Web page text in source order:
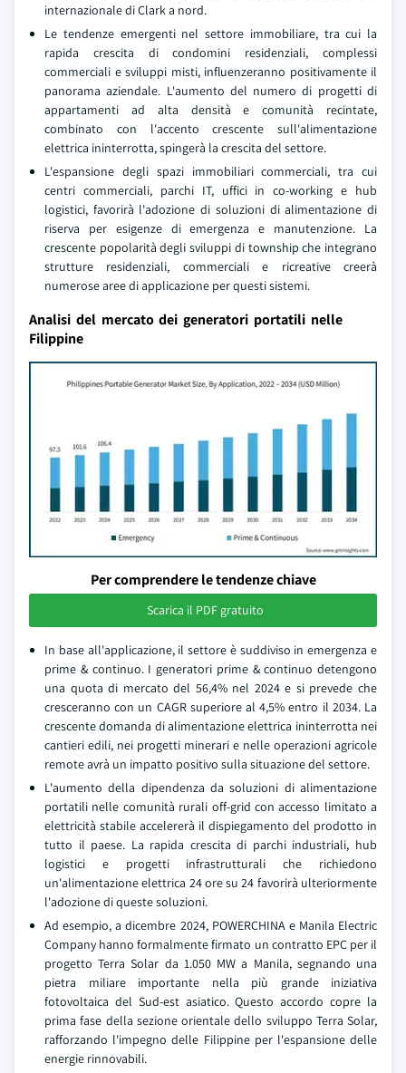
internazionale di Clark a nord.
Le tendenze emergenti nel settore immobiliare, tra cui la
rapida crescita di condomini residenziali, complessi
commerciali e sviluppi misti, influenzeranno positivamente il
panorama aziendale. L'aumento del numero di progetti di
appartamenti ad alta densità e comunità recintate,
combinato con l'accento crescente sull'alimentazione
elettrica ininterrotta, spingerà la crescita del settore.
L'espansione degli spazi immobiliari commerciali, tra cui
centri commerciali, parchi IT, uffici in co-working e hub
logistici, favorirà l'adozione di soluzioni di alimentazione di
riserva per esigenze di emergenza e manutenzione. La
crescente popolarità degli sviluppi di township che integrano
strutture residenziali, commerciali e ricreative creerà
numerose aree di applicazione per questi sistemi.
Analisi del mercato dei generatori portatili nelle
Filippine
Per comprendere le tendenze chiave
Scarica il PDF gratuito
In base all'applicazione, il settore è suddiviso in emergenza e
prime & continuo. I generatori prime & continuo detengono
una quota di mercato del 56,4% nel 2024 e si prevede che
cresceranno con un CAGR superiore al 4,5% entro il 2034. La
crescente domanda di alimentazione elettrica ininterrotta nei
cantieri edili, nei progetti minerari e nelle operazioni agricole
remote avrà un impatto positivo sulla situazione del settore.
L'aumento della dipendenza da soluzioni di alimentazione
portatili nelle comunità rurali off-grid con accesso limitato a
elettricità stabile accelererà il dispiegamento del prodotto in
tutto il paese. La rapida crescita di parchi industriali, hub
logistici e progetti infrastrutturali che richiedono
un'alimentazione elettrica 24 ore su 24 favorirà ulteriormente
l'adozione di queste soluzioni.
Ad esempio, a dicembre 2024, POWERCHINA e Manila Electric
Company hanno formalmente firmato un contratto EPC per il
progetto Terra Solar da 1.050 MW a Manila, segnando una
pietra miliare importante nella più grande iniziativa
fotovoltaica del Sud-est asiatico. Questo accordo copre la
prima fase della sezione orientale dello sviluppo Terra Solar,
rafforzando l'impegno delle Filippine per l'espansione delle
energie rinnovabili.